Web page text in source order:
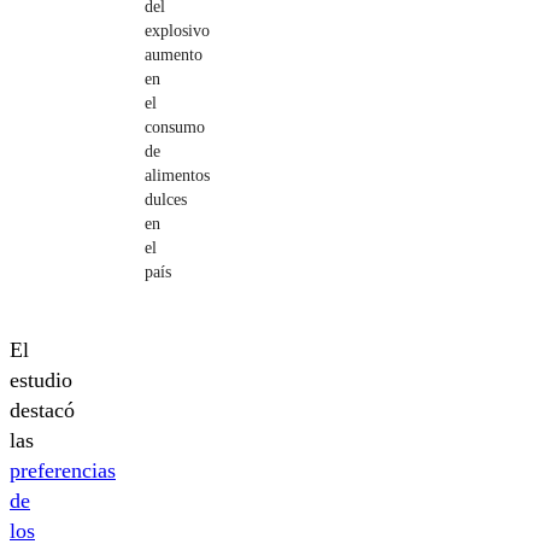
del
explosivo
aumento
en
el
consumo
de
alimentos
dulces
en
el
país
El
estudio
destacó
las
preferencias
de
los